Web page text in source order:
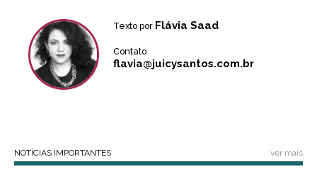
Texto por Flávia Saad
Contato
flavia@juicysantos.com.br
NOTÍCIAS IMPORTANTES ver mais